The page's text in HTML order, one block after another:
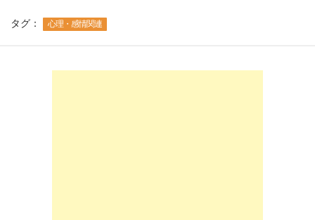
タグ： 心理・感情関連